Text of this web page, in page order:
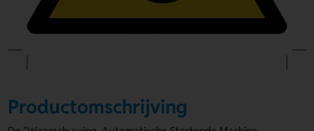
Productomschrijving